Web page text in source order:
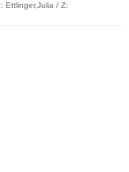
Ettlinger,Julia / Z: